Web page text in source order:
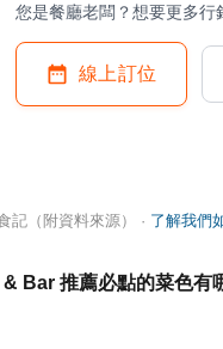
您是餐廳老闆？想要更多行
線上訂位
記（附資料來源） · 了解我們
Bar 推薦必點的菜色有